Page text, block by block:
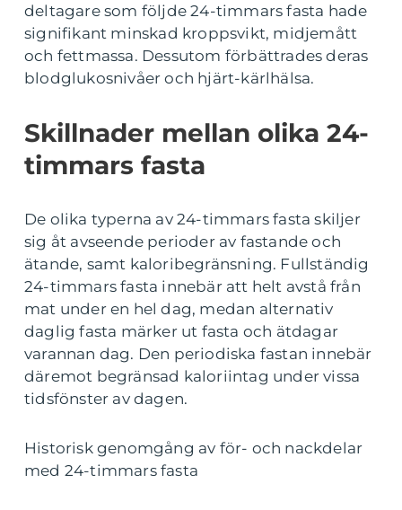
deltagare som följde 24-timmars fasta hade
signifikant minskad kroppsvikt, midjemått
och fettmassa. Dessutom förbättrades deras
blodglukosnivåer och hjärt-kärlhälsa.
Skillnader mellan olika 24-
timmars fasta
De olika typerna av 24-timmars fasta skiljer
sig åt avseende perioder av fastande och
ätande, samt kaloribegränsning. Fullständig
24-timmars fasta innebär att helt avstå från
mat under en hel dag, medan alternativ
daglig fasta märker ut fasta och ätdagar
varannan dag. Den periodiska fastan innebär
däremot begränsad kaloriintag under vissa
tidsfönster av dagen.
Historisk genomgång av för- och nackdelar
med 24-timmars fasta